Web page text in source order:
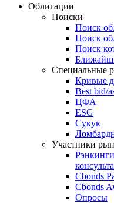
Облигации
Поиски
Поиск
Поиск
Поиск
Специальные
Кривые
Best bid/
ЦФА
ESG
Сукук
Участники
Cbonds
Cbonds
Опросы